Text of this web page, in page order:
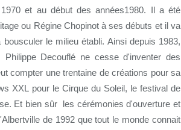
et au début des années1980. Il a été
ou Régine Chopinot à ses débuts et il va
le milieu établi. Ainsi depuis 1983,
Philippe Decouflé ne cesse d'inventer des
compter une trentaine de créations pour sa
XXL pour le Cirque du Soleil, le festival de
Et bien sûr les cérémonies d'ouverture et
de 1992 que tout le monde connait